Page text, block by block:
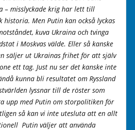
– misslyckade krig har lett till
Men Putin kan också lyckas
kuva Ukraina och tvinga
i Moskvas välde. Eller så kanske
säljer ut Ukrainas frihet för att själv
ett tag. Just nu ser det kanske inte
kunna bli resultatet om Ryssland
lyssnar till de röster som
upp med Putin om storpolitiken för
så kan vi inte utesluta att en allt
Putin väljer att använda